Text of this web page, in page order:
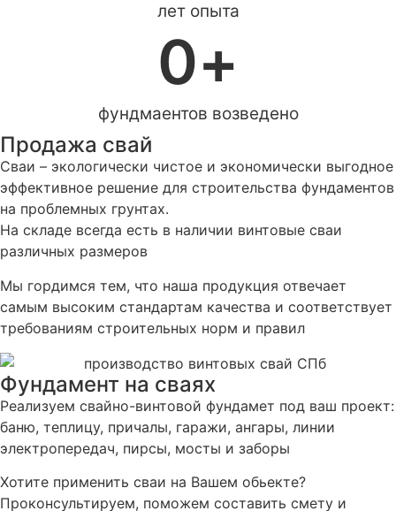
лет опыта
фундмаентов возведено
0+
Продажа свай
Сваи – экологически чистое и экономически выгодное
эффективное решение для строительства фундаментов
на проблемных грунтах.
На складе всегда есть в наличии винтовые сваи
различных размеров
Мы гордимся тем, что наша продукция отвечает
самым высоким стандартам качества и соответствует
требованиям строительных норм и правил
Фундамент на сваях
Реализуем свайно-винтовой фундамет под ваш проект:
баню, теплицу, причалы, гаражи, ангары, линии
электропередач, пирсы, мосты и заборы
Хотите применить сваи на Вашем обьекте?
Проконсультируем, поможем составить смету и